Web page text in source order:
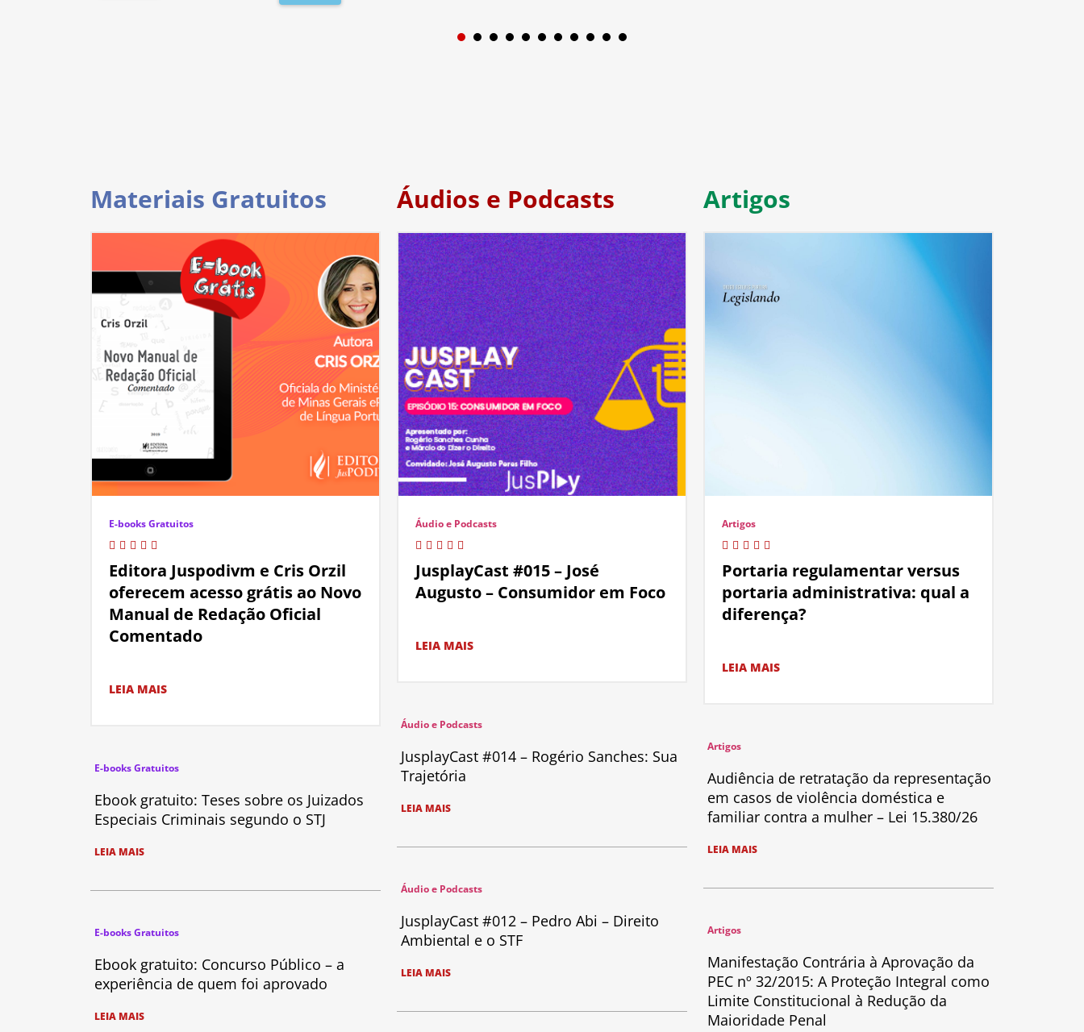
1 2
Materiais Gratuitos
E-books Gratuitos
Editora Juspodivm e Cris Orzil
oferecem acesso grátis ao Novo
Manual de Redação Oficial
Comentado
LEIA MAIS
E-books Gratuitos
Ebook gratuito: Teses sobre os Juizados
Especiais Criminais segundo o STJ
LEIA MAIS
E-books Gratuitos
Ebook gratuito: Concurso Público – a
experiência de quem foi aprovado
LEIA MAIS
Áudios e Podcasts
Áudio e Podcasts
JusplayCast #015 – José
Augusto – Consumidor em Foco
LEIA MAIS
Áudio e Podcasts
JusplayCast #014 – Rogério Sanches: Sua
Trajetória
LEIA MAIS
Áudio e Podcasts
JusplayCast #012 – Pedro Abi – Direito
Ambiental e o STF
LEIA MAIS
Artigos
Artigos
Portaria regulamentar versus
portaria administrativa: qual a
diferença?
LEIA MAIS
Artigos
Audiência de retratação da representação
em casos de violência doméstica e
familiar contra a mulher – Lei 15.380/26
LEIA MAIS
Artigos
Manifestação Contrária à Aprovação da
PEC nº 32/2015: A Proteção Integral como
Limite Constitucional à Redução da
Maioridade Penal